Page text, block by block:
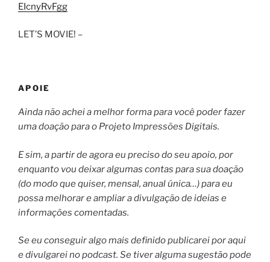
EIcnyRvFgg
LET’S MOVIE! –
APOIE
Ainda não achei a melhor forma para você poder fazer
uma doação para o Projeto Impressões Digitais.
E sim, a partir de agora eu preciso do seu apoio, por
enquanto vou deixar algumas contas para sua doação
(do modo que quiser, mensal, anual única…) para eu
possa melhorar e ampliar a divulgação de ideias e
informações comentadas.
Se eu conseguir algo mais definido publicarei por aqui
e divulgarei no podcast. Se tiver alguma sugestão pode